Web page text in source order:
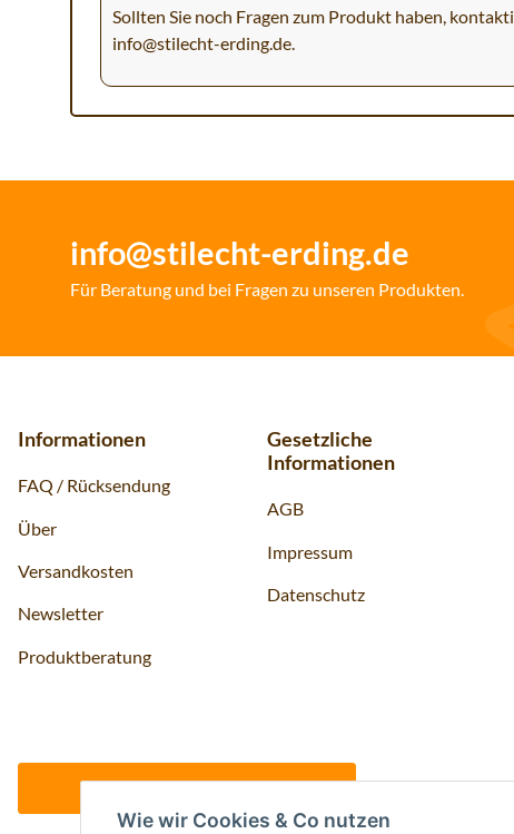
Wie wir Cookies & Co nutzen
Sollten Sie noch Fragen zum Produkt haben,
info@stilecht-erding.de.
info@stilecht-erding.de
Für Beratung und bei Fragen zu unseren Produkten.
Informationen
FAQ / Rücksendung
Über
Versandkosten
Newsletter
Produktberatung
Gesetzliche
Informationen
AGB
Impressum
Datenschutz
Vertrag widerrufen